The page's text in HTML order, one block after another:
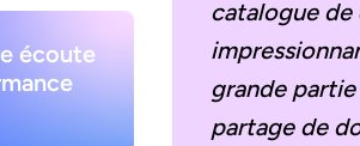
écoute
catalogue de
grande
partage de